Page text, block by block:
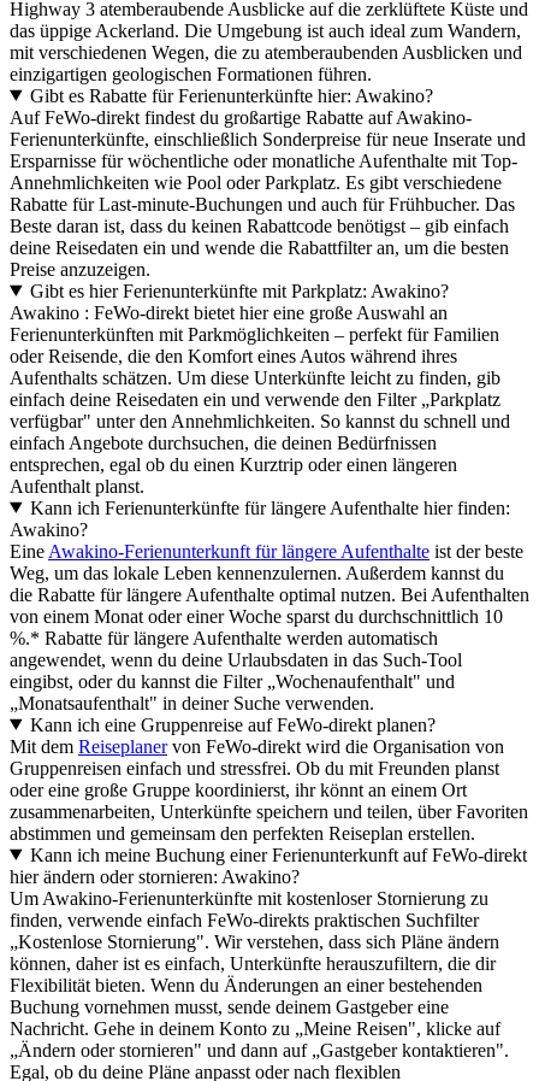
Highway 3 atemberaubende Ausblicke auf die zerklüftete Küste und
das üppige Ackerland. Die Umgebung ist auch ideal zum Wandern,
mit verschiedenen Wegen, die zu atemberaubenden Ausblicken und
einzigartigen geologischen Formationen führen.
Gibt es Rabatte für Ferienunterkünfte hier: Awakino?
Auf FeWo-direkt findest du großartige Rabatte auf Awakino-
Ferienunterkünfte, einschließlich Sonderpreise für neue Inserate und
Ersparnisse für wöchentliche oder monatliche Aufenthalte mit Top-
Annehmlichkeiten wie Pool oder Parkplatz. Es gibt verschiedene
Rabatte für Last-minute-Buchungen und auch für Frühbucher. Das
Beste daran ist, dass du keinen Rabattcode benötigst – gib einfach
deine Reisedaten ein und wende die Rabattfilter an, um die besten
Preise anzuzeigen.
Gibt es hier Ferienunterkünfte mit Parkplatz: Awakino?
Awakino : FeWo-direkt bietet hier eine große Auswahl an
Ferienunterkünften mit Parkmöglichkeiten – perfekt für Familien
oder Reisende, die den Komfort eines Autos während ihres
Aufenthalts schätzen. Um diese Unterkünfte leicht zu finden, gib
einfach deine Reisedaten ein und verwende den Filter „Parkplatz
verfügbar" unter den Annehmlichkeiten. So kannst du schnell und
einfach Angebote durchsuchen, die deinen Bedürfnissen
entsprechen, egal ob du einen Kurztrip oder einen längeren
Aufenthalt planst.
Kann ich Ferienunterkünfte für längere Aufenthalte hier finden:
Awakino?
Eine Awakino-Ferienunterkunft für längere Aufenthalte ist der beste
Weg, um das lokale Leben kennenzulernen. Außerdem kannst du
die Rabatte für längere Aufenthalte optimal nutzen. Bei Aufenthalten
von einem Monat oder einer Woche sparst du durchschnittlich 10
%.* Rabatte für längere Aufenthalte werden automatisch
angewendet, wenn du deine Urlaubsdaten in das Such-Tool
eingibst, oder du kannst die Filter „Wochenaufenthalt" und
„Monatsaufenthalt" in deiner Suche verwenden.
Kann ich eine Gruppenreise auf FeWo-direkt planen?
Mit dem Reiseplanervon FeWo-direkt wird die Organisation von
Gruppenreisen einfach und stressfrei. Ob du mit Freunden planst
oder eine große Gruppe koordinierst, ihr könnt an einem Ort
zusammenarbeiten, Unterkünfte speichern und teilen, über Favoriten
abstimmen und gemeinsam den perfekten Reiseplan erstellen.
Kann ich meine Buchung einer Ferienunterkunft auf FeWo-direkt
hier ändern oder stornieren: Awakino?
Um Awakino-Ferienunterkünfte mit kostenloser Stornierung zu
finden, verwende einfach FeWo-direkts praktischen Suchfilter
„Kostenlose Stornierung". Wir verstehen, dass sich Pläne ändern
können, daher ist es einfach, Unterkünfte herauszufiltern, die dir
Flexibilität bieten. Wenn du Änderungen an einer bestehenden
Buchung vornehmen musst, sende deinem Gastgeber eine
Nachricht. Gehe in deinem Konto zu „Meine Reisen", klicke auf
„Ändern oder stornieren" und dann auf „Gastgeber kontaktieren".
Egal, ob du deine Pläne anpasst oder nach flexiblen